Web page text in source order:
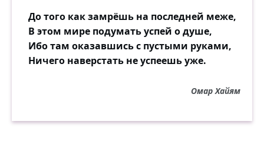
До того как замрёшь на последней меже,
В этом мире подумать успей о душе,
Ибо там оказавшись с пустыми руками,
Ничего наверстать не успеешь уже.
Омар Хайям